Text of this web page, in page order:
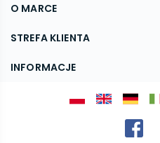
O MARCE
O nas
Blog
STREFA KLIENTA
FAQ
INFORMACJE